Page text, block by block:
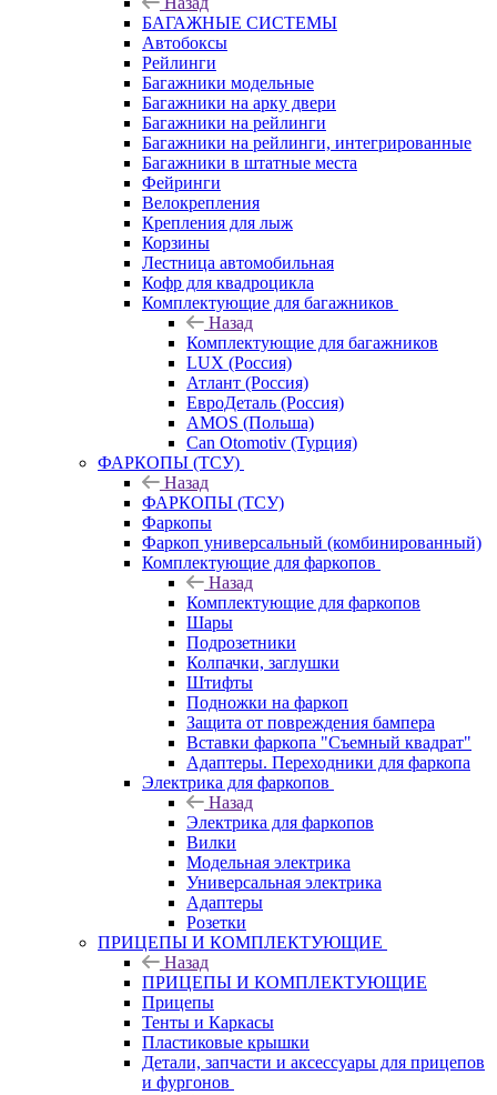
БАГАЖНЫЕ СИСТЕМЫ
Автобоксы
Рейлинги
Багажники модельные
Багажники на арку двери
Багажники на рейлинги
Багажники на рейлинги, интегрированные
Багажники в штатные места
Фейринги
Велокрепления
Крепления для лыж
Корзины
Лестница автомобильная
Кофр для квадроцикла
Комплектующие для багажников
Назад
Комплектующие для багажников
LUX (Россия)
Атлант (Россия)
ЕвроДеталь (Россия)
AMOS (Польша)
Can Otomotiv (Турция)
ФАРКОПЫ (ТСУ)
Назад
ФАРКОПЫ (ТСУ)
Фаркопы
Фаркоп универсальный (комбинированный)
Комплектующие для фаркопов
Назад
Комплектующие для фаркопов
Шары
Подрозетники
Колпачки, заглушки
Штифты
Подножки на фаркоп
Защита от повреждения бампера
Вставки фаркопа "Съемный квадрат"
Адаптеры. Переходники для фаркопа
Электрика для фаркопов
Назад
Электрика для фаркопов
Вилки
Модельная электрика
Универсальная электрика
Адаптеры
Розетки
ПРИЦЕПЫ И КОМПЛЕКТУЮЩИЕ
Назад
ПРИЦЕПЫ И КОМПЛЕКТУЮЩИЕ
Прицепы
Тенты и Каркасы
Пластиковые крышки
Детали, запчасти и аксессуары для прицепов
и фургонов